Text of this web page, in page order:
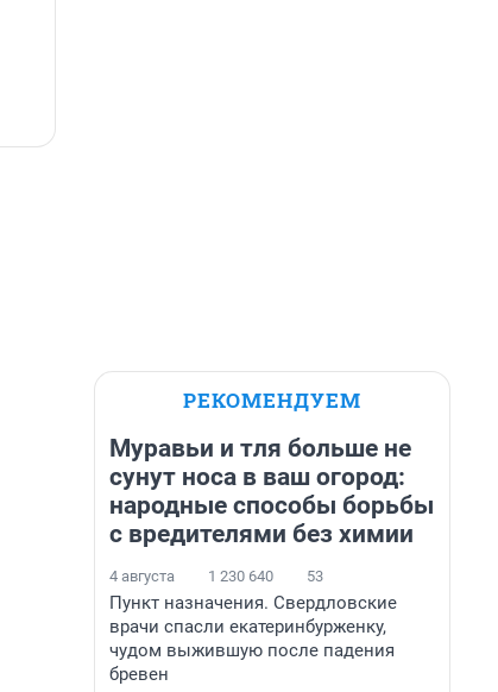
РЕКОМЕНДУЕМ
Муравьи и тля больше не
сунут носа в ваш огород:
народные способы борьбы
с вредителями без химии
4 августа 1 230 640 53
Пункт назначения. Свердловские
врачи спасли екатеринбурженку,
чудом выжившую после падения
бревен